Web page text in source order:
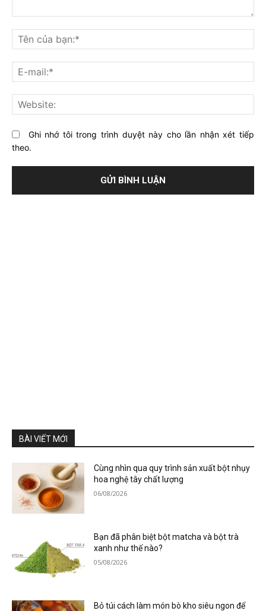
nghĩ
gì
về
bài
viết
này?
Ghi nhớ tôi trong trình duyệt này cho lần nhận xét tiếp
theo.
BÀI VIẾT MỚI
Cùng nhìn qua quy trình sản xuất bột nhụy
hoa nghệ tây chất lượng
06/08/2026
Bạn đã phân biệt bột matcha và bột trà
xanh như thế nào?
05/08/2026
Bỏ túi cách làm món bò kho siêu ngon để